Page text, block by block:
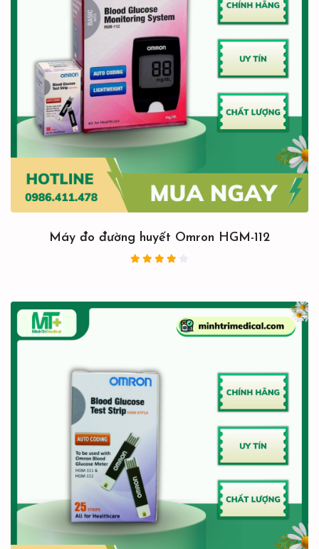
Máy đo đường huyết Omron HGM-112